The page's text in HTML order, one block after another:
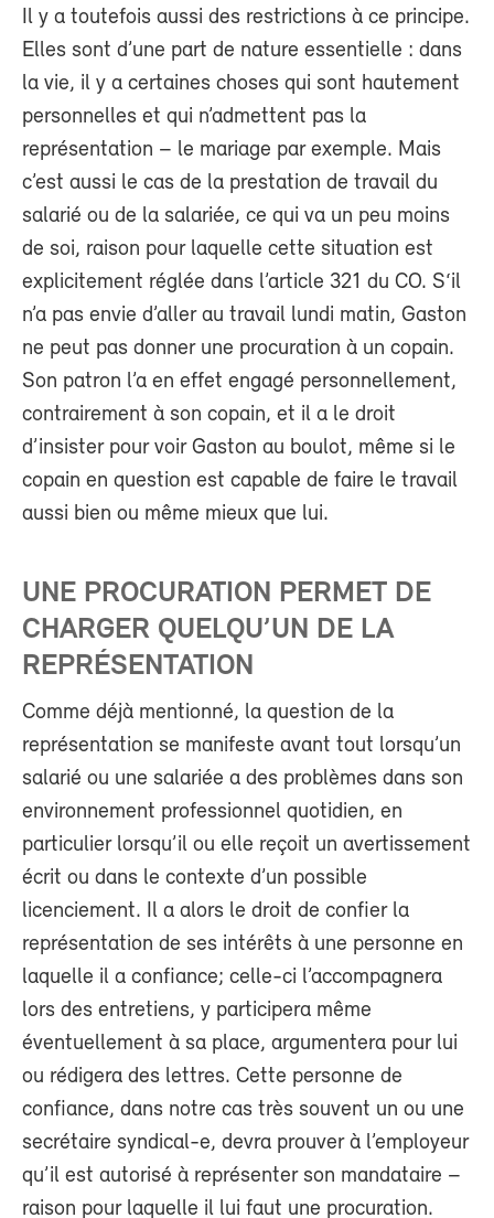
Il y a toutefois aussi des restrictions à ce principe.
Elles sont d’une part de nature essentielle : dans
la vie, il y a certaines choses qui sont hautement
personnelles et qui n’admettent pas la
représentation – le mariage par exemple. Mais
c’est aussi le cas de la prestation de travail du
salarié ou de la salariée, ce qui va un peu moins
de soi, raison pour laquelle cette situation est
explicitement réglée dans l’article 321 du CO. S‘il
n’a pas envie d’aller au travail lundi matin, Gaston
ne peut pas donner une procuration à un copain.
Son patron l’a en effet engagé personnellement,
contrairement à son copain, et il a le droit
d’insister pour voir Gaston au boulot, même si le
copain en question est capable de faire le travail
aussi bien ou même mieux que lui.
UNE PROCURATION PERMET DE
CHARGER QUELQU’UN DE LA
REPRÉSENTATION
Comme déjà mentionné, la question de la
représentation se manifeste avant tout lorsqu’un
salarié ou une salariée a des problèmes dans son
environnement professionnel quotidien, en
particulier lorsqu’il ou elle reçoit un avertissement
écrit ou dans le contexte d’un possible
licenciement. Il a alors le droit de confier la
représentation de ses intérêts à une personne en
laquelle il a confiance; celle-ci l’accompagnera
lors des entretiens, y participera même
éventuellement à sa place, argumentera pour lui
ou rédigera des lettres. Cette personne de
confiance, dans notre cas très souvent un ou une
secrétaire syndical-e, devra prouver à l’employeur
qu’il est autorisé à représenter son mandataire –
raison pour laquelle il lui faut une procuration.